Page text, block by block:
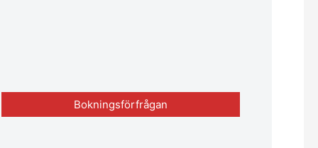
Bokningsförfrågan